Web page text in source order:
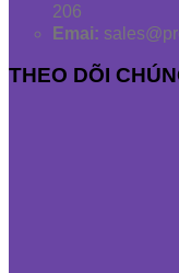
206
Emai:
THEO DÕI